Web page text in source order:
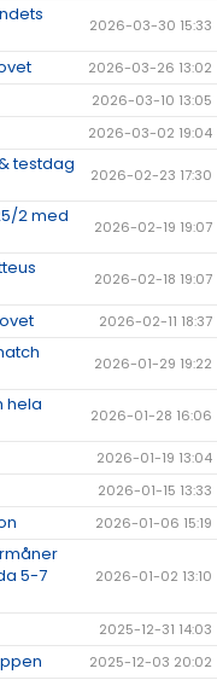
2026-03-30 15:33
2026-03-26 13:02
2026-03-10 13:05
2026-03-02 19:04
testdag
2026-02-23 17:30
2 med
2026-02-19 19:07
2026-02-18 19:07
2026-02-11 18:37
2026-01-29 19:22
hela
2026-01-28 16:06
2026-01-19 13:04
2026-01-15 13:33
2026-01-06 15:19
5-7
2026-01-02 13:10
2025-12-31 14:03
2025-12-03 20:02